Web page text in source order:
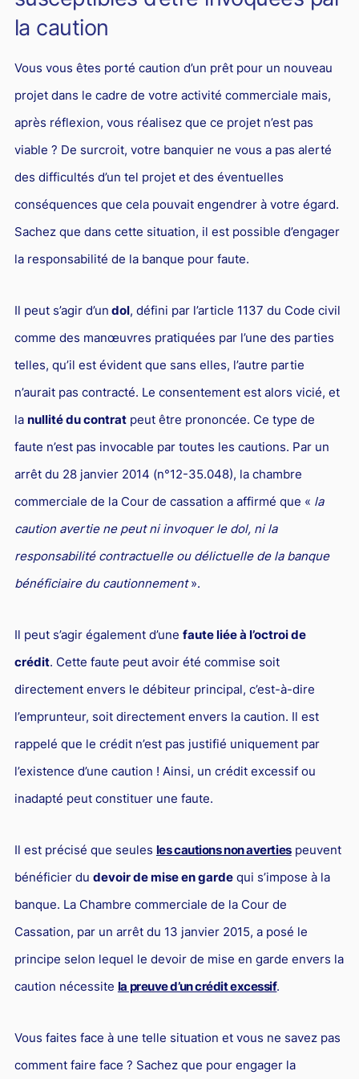
L'industrie
Droit aérien
Caution bancaire
Communication et nouvelles technologies
Grande entreprise
Droit de l'environnement et des énergies renouvelables
Concurrence déloyale
Transmission d'entreprise et avocat
Gestion des crises
Responsabilité Sociétale des Entreprises (R.S.E)
Hôtellerie et restauration
Procédures et tribunaux
Énergie
Droit de la concurrence
Responsabilité civile
Droit bancaire
Droit du sport
la caution
Vous vous êtes porté caution d’un prêt pour un nouveau
projet dans le cadre de votre activité commerciale mais,
après réflexion, vous réalisez que ce projet n’est pas
viable ? De surcroit, votre banquier ne vous a pas alerté
des difficultés d’un tel projet et des éventuelles
conséquences que cela pouvait engendrer à votre égard.
Sachez que dans cette situation, il est possible d’engager
la responsabilité de la banque pour faute.
Il peut s’agir d’un dol, défini par l’article 1137 du Code civil
comme des manœuvres pratiquées par l’une des parties
telles, qu’il est évident que sans elles, l’autre partie
n’aurait pas contracté. Le consentement est alors vicié, et
la nullité du contratpeut être prononcée. Ce type de
faute n’est pas invocable par toutes les cautions. Par un
arrêt du 28 janvier 2014 (n°12-35.048), la chambre
commerciale de la Cour de cassation a affirmé que « la
caution avertie ne peut ni invoquer le dol, ni la
responsabilité contractuelle ou délictuelle de la banque
bénéficiaire du cautionnement».
Il peut s’agir également d’une faute liée à l’octroi de
crédit. Cette faute peut avoir été commise soit
directement envers le débiteur principal, c’est-à-dire
l’emprunteur, soit directement envers la caution. Il est
rappelé que le crédit n’est pas justifié uniquement par
l’existence d’une caution ! Ainsi, un crédit excessif ou
inadapté peut constituer une faute.
Il est précisé que seules les cautions non avertiespeuvent
bénéficier du devoir de mise en gardequi s’impose à la
banque. La Chambre commerciale de la Cour de
Cassation, par un arrêt du 13 janvier 2015, a posé le
principe selon lequel le devoir de mise en garde envers la
caution nécessite la preuve d’un crédit excessif.
Vous faites face à une telle situation et vous ne savez pas
comment faire face ? Sachez que pour engager la